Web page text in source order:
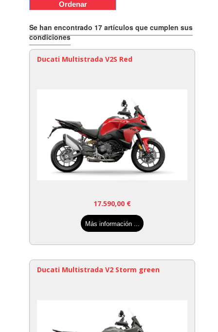
Se han encontrado 17 artículos que cumplen sus
condiciones
Ducati Multistrada V2S Red
17.590,00 €
Más información ...
Ducati Multistrada V2 Storm green